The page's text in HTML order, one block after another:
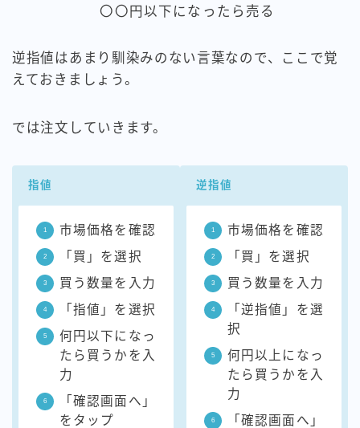
〇〇円以下になったら売る
逆指値はあまり馴染みのない言葉なので、ここで覚
えておきましょう。
では注文していきます。
指値
市場価格を確認
「買」を選択
買う数量を入力
「指値」を選択
何円以下になっ
たら買うかを入
力
「確認画面へ」
をタップ
逆指値
市場価格を確認
「買」を選択
買う数量を入力
「逆指値」を選
択
何円以上になっ
たら買うかを入
力
「確認画面へ」